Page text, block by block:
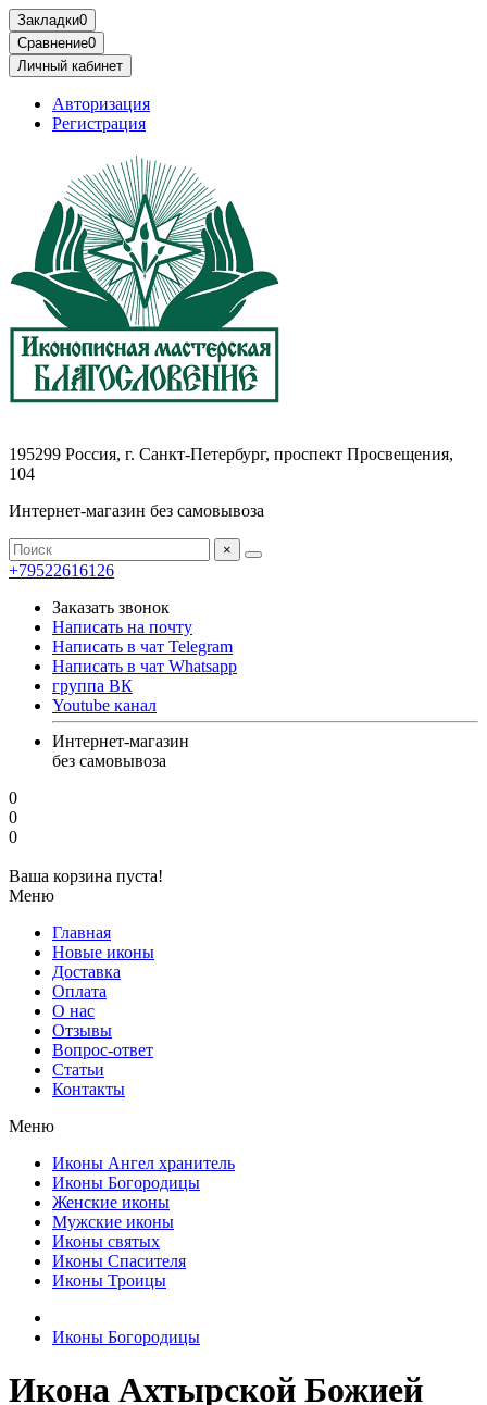
Блоки питания Цены в Беларуси Минске
Блоки питания пк Минск Беларусь Цены
Закладки0
Сравнение0
Личный кабинет
Авторизация
Регистрация
195299 Россия, г. Санкт-Петербург, проспект Просвещения,
104
Интернет-магазин без самовывоза
×
+79522616126
Заказать звонок
Написать на почту
Написать в чат Telegram
Написать в чат Whatsapp
группа ВК
Youtube канал
Интернет-магазин
без самовывоза
0
0
0
Ваша корзина пуста!
Меню
Главная
Новые иконы
Доставка
Оплата
О нас
Отзывы
Вопрос-ответ
Статьи
Контакты
Меню
Иконы Ангел хранитель
Иконы Богородицы
Женские иконы
Мужские иконы
Иконы святых
Иконы Спасителя
Иконы Троицы
Иконы Богородицы
Икона Ахтырской Божией